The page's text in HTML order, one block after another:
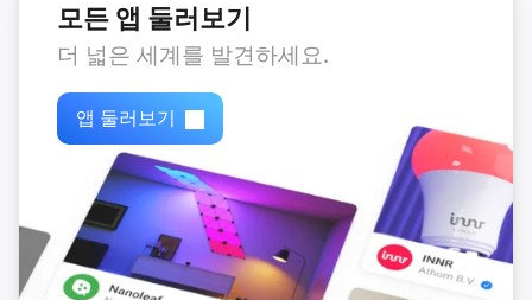
모든 앱 둘러보기
더 넓은 세계를 발견하세요.
앱 둘러보기